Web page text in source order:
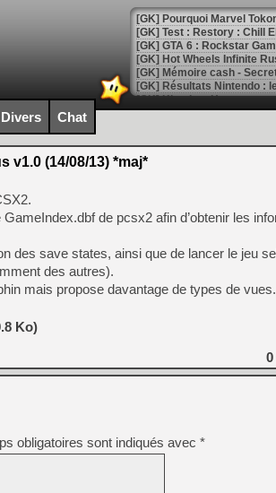
[GK] Pourquoi Marvel
[GK] Test : Restory : Chill
[GK] GTA 6 : Rockstar
[GK] Hot Wheels Infinite
[GK] Mémoire cash -
[GK] Résultats Nintendo :
[GK] Déjà des
[Mo5] Brickboy cherche à
[GK] Minecraft et ses «
[GK] Beast of
[GK] Ubisoft : fin de partie
[GK] Mémoire cash -
[GK] Dan Houser (GTA)
[GK] Comment EA Sports
[GK] Crimson Moon : un
[GK] Isle of Reveries : le
[GK] Moonlighter 2 : The
[GK] Capcom relance
[Mo5] Deux inédits du
[GK] Le beat'em up The
[GK] Endless Legend 2 :
[LS] [PS5] Le WebKit
Divers Chat
v1.0 (14/08/13) *maj*
de pcsx2 afin d’obtenir les
des save states, ainsi que de lancer le jeu
des autres).
mais propose davantage de types de vues.
Ko)
0
obligatoires sont indiqués avec *